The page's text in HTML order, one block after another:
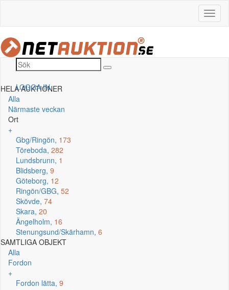
LOGGA IN
HELA AUKTIONER
Alla
Närmaste veckan
Ort
+
Gbg/Ringön, 173
Töreboda, 282
Lundsbrunn, 1
Blidsberg, 9
Göteborg, 12
Ringön/GBG, 52
Skövde, 74
Skara, 20
Ängelholm, 16
Stenungsund/Skärhamn, 6
SAMTLIGA OBJEKT
Alla
Fordon
+
Fordon lätta, 9